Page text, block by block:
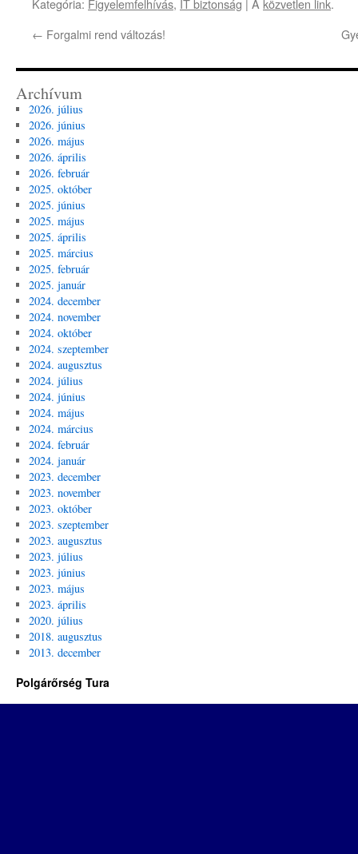
Kategória: Figyelemfelhívás, IT biztonság | A közvetlen link.
← Forgalmi rend változás!
Archívum
2026. július
2026. június
2026. május
2026. április
2026. február
2025. október
2025. június
2025. május
2025. április
2025. március
2025. február
2025. január
2024. december
2024. november
2024. október
2024. szeptember
2024. augusztus
2024. július
2024. június
2024. május
2024. március
2024. február
2024. január
2023. december
2023. november
2023. október
2023. szeptember
2023. augusztus
2023. július
2023. június
2023. május
2023. április
2020. július
2018. augusztus
2013. december
Polgárőrség Tura